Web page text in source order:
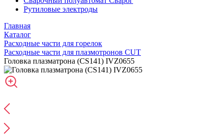
Рутиловые электроды
Главная
Каталог
Расходные части для горелок
Расходные части для плазмотронов CUT
Головка плазматрона (CS141) IVZ0655